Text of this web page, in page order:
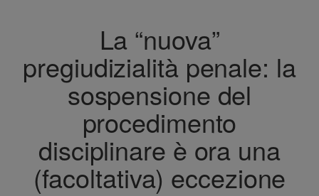
La “nuova”
pregiudizialità penale: la
sospensione del
procedimento
disciplinare è ora una
(facoltativa) eccezione